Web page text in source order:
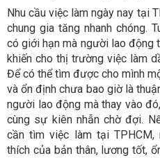
Nhu cầu việc làm ngày nay tại
chung gia tăng nhanh chóng.
có giới hạn mà người lao động
khiến cho thị trường việc làm
Để có thể tìm được cho mình
và ổn định chưa bao giờ là
người lao động mà thay vào
cùng sự kiên nhẫn chờ đợi.
cần tìm việc làm tại
thích của bản thân, lương tốt,